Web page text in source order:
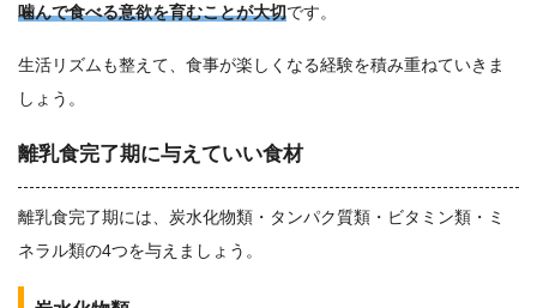
噛んで食べる意欲を育むことが大切です。
生活リズムも整えて、食事が楽しくなる経験を積み重ねていきま
しょう。
離乳食完了期に与えていい食材
離乳食完了期には、炭水化物類・タンパク質類・ビタミン類・ミ
ネラル類の4つを与えましょう。